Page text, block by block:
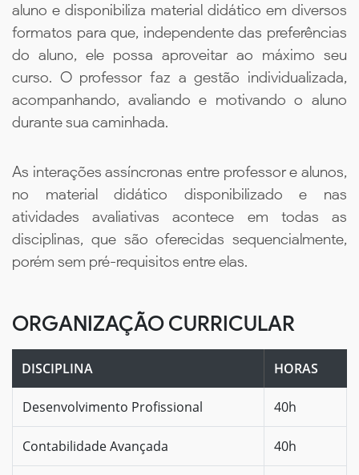
aluno e disponibiliza material didático em diversos
formatos para que, independente das preferências
do aluno, ele possa aproveitar ao máximo seu
curso. O professor faz a gestão individualizada,
acompanhando, avaliando e motivando o aluno
durante sua caminhada.
As interações assíncronas entre professor e alunos,
no material didático disponibilizado e nas
atividades avaliativas acontece em todas as
disciplinas, que são oferecidas sequencialmente,
porém sem pré-requisitos entre elas.
ORGANIZAÇÃO CURRICULAR
DISCIPLINA HORAS
Desenvolvimento Profissional 40h
Contabilidade Avançada 40h